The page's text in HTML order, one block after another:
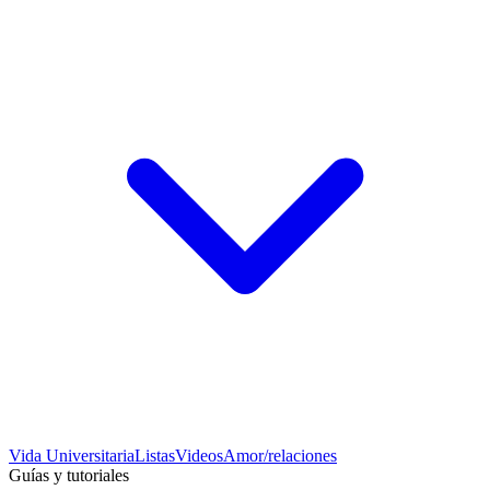
Vida UniversitariaListasVideosAmor/relaciones
Guías y tutoriales